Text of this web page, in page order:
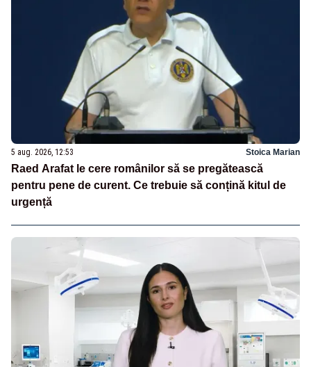
5 aug. 2026, 12:53 Stoica Marian
Raed Arafat le cere românilor să se pregătească
pentru pene de curent. Ce trebuie să conțină kitul de
urgență